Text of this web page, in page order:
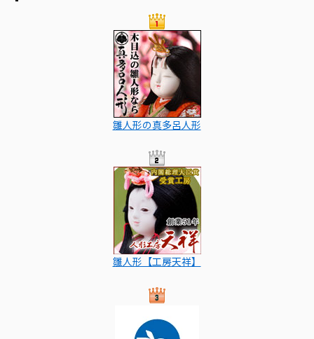
雛人形の真多呂人形
雛人形【工房天祥】